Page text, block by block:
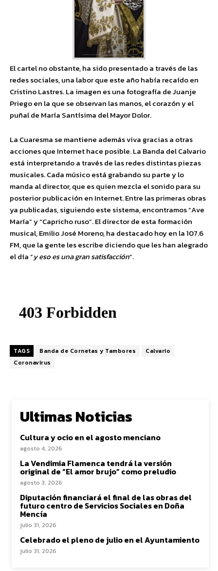
El cartel no obstante, ha sido presentado a través de las
redes sociales, una labor que este año había recaído en
Cristino Lastres. La imagen es una fotografía de Juanje
Priego en la que se observan las manos, el corazón y el
puñal de María Santísima del Mayor Dolor.
La Cuaresma se mantiene además viva gracias a otras
acciones que Internet hace posible. La Banda del Calvario
está interpretando a través de las redes distintas piezas
musicales. Cada músico está grabando su parte y lo
manda al director, que es quien mezcla el sonido para su
posterior publicación en Internet. Entre las primeras obras
ya publicadas, siguiendo este sistema, encontramos “Ave
María” y “Capricho ruso”. El director de esta formación
musical, Emilio José Moreno, ha destacado hoy en la 107.6
FM, que la gente les escribe diciendo que les han alegrado
el día “y eso es una gran satisfacción“.
TAGS Banda de Cornetas y Tambores
Calvario
Coronavirus
Ultimas Noticias
Cultura y ocio en el agosto menciano
agosto 4, 2026
La Vendimia Flamenca tendrá la versión
original de “El amor brujo” como preludio
agosto 3, 2026
Diputación financiará el final de las obras del
futuro centro de Servicios Sociales en Doña
Mencía
julio 31, 2026
Celebrado el pleno de julio en el Ayuntamiento
julio 31, 2026